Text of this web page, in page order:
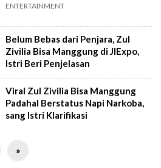
ENTERTAINMENT
Belum Bebas dari Penjara, Zul
Zivilia Bisa Manggung di JIExpo,
Istri Beri Penjelasan
Viral Zul Zivilia Bisa Manggung
Padahal Berstatus Napi Narkoba,
sang Istri Klarifikasi
»